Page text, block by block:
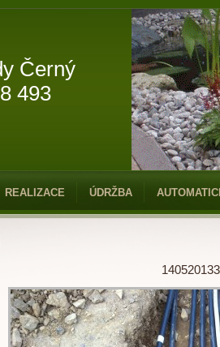
Černý
493
REALIZACE ÚDRŽBA